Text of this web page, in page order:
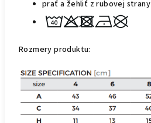
prať a žehliť z rubovej strany
Rozmery produktu: